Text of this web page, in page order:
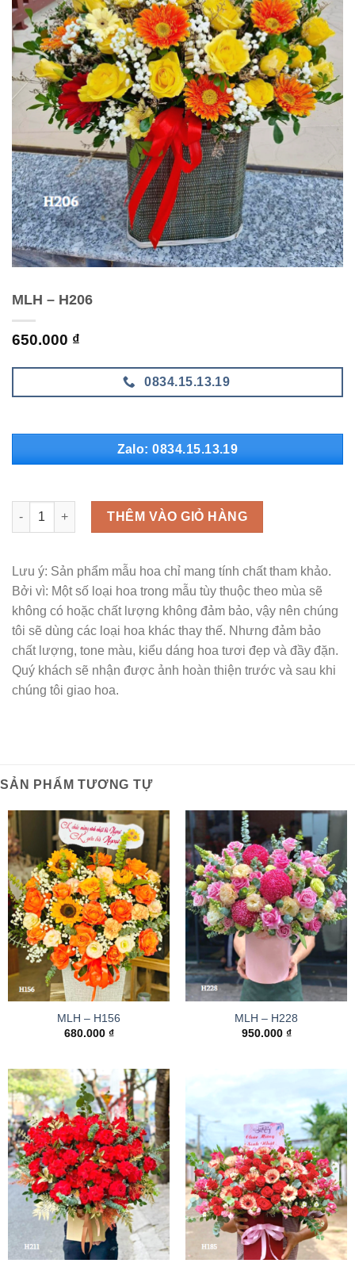
MLH – H206
650.000 ₫
0834.15.13.19
Zalo: 0834.15.13.19
MLH - H206 số lượng
THÊM VÀO GIỎ HÀNG
Lưu ý: Sản phẩm mẫu hoa chỉ mang tính chất tham khảo.
Bởi vì: Một số loại hoa trong mẫu tùy thuộc theo mùa sẽ
không có hoặc chất lượng không đảm bảo, vậy nên chúng
tôi sẽ dùng các loại hoa khác thay thế. Nhưng đảm bảo
chất lượng, tone màu, kiểu dáng hoa tươi đẹp và đầy đặn.
Quý khách sẽ nhận được ảnh hoàn thiện trước và sau khi
chúng tôi giao hoa.
SẢN PHẨM TƯƠNG TỰ
MLH – H156
680.000 ₫
MLH – H228
950.000 ₫